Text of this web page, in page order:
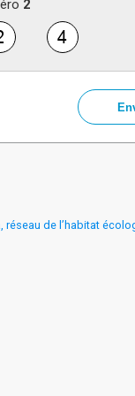
2
réseau de l’habitat